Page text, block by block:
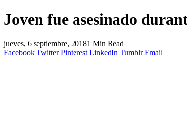
Joven fue asesinado
jueves, 6 septiembre, 20181 Min Read
Facebook Twitter Pinterest LinkedIn Tumblr Email